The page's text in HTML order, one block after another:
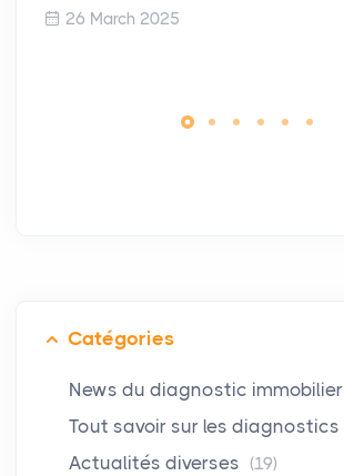
26 March 2025
Catégories
News du diagnostic immobilier
Tout savoir sur les diagnostics
Actualités diverses (19)